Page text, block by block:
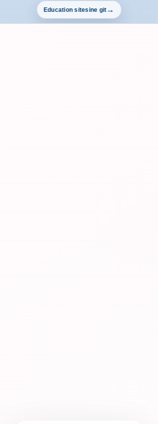
Education sitesine git